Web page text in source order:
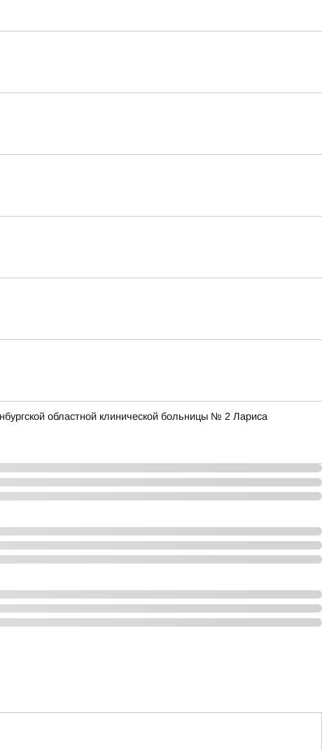
областной клинической больницы № 2 Лариса